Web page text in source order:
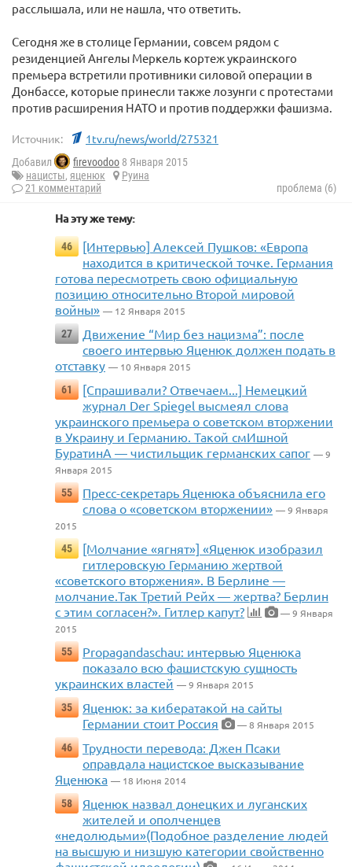
расслышала, или не нашла, что ответить.
Сегодня же в столице Германии, совсем рядом с
резиденцией Ангелы Меркель кортеж украинского
премьера встретили противники силовой операции в
Донбассе, которые принесли также лозунги с протестами
против расширения НАТО и против поддержки фашизма.
Источник: 1tv.ru/news/world/275321
Добавил firevoodoo 8 Января 2015
нацисты, яценюк
Руина
21 комментарий
проблема (6)
На эту же тему:
46
[Интервью] Алексей Пушков: «Европа
находится в критической точке. Германия
готова пересмотреть свою официальную
позицию относительно Второй мировой
войны» — 12 Января 2015
27
Движение “Мир без нацизма”: после
своего интервью Яценюк должен подать в
отставку — 10 Января 2015
61
[Спрашивали? Отвечаем...] Немецкий
журнал Der Spiegel высмеял слова
украинского премьера о советском вторжении
в Украину и Германию. Такой смИшной
БуратинА — чистильщик германских сапог — 9
Января 2015
55
Пресс-секретарь Яценюка объяснила его
слова о «советском вторжении» — 9 Января
2015
45
[Молчание «ягнят»] «Яценюк изобразил
гитлеровскую Германию жертвой
«советского вторжения». В Берлине —
молчание.Так Третий Рейх — жертва? Берлин
с этим согласен?». Гитлер капут?
— 9 Января
2015
55
Propagandaschau: интервью Яценюка
показало всю фашистскую сущность
украинских властей — 9 Января 2015
35
Яценюк: за кибератакой на сайты
Германии стоит Россия
— 8 Января 2015
46
Трудности перевода: Джен Псаки
оправдала нацистское высказывание
Яценюка — 18 Июня 2014
58
Яценюк назвал донецких и луганских
жителей и ополченцев
«недолюдьми»(Подобное разделение людей
на высшую и низшую категории свойственно